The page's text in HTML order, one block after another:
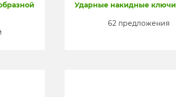
Ударные накидные ключи
62 предложения